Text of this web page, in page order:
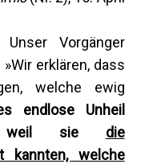
Vorgänger
erklären, dass
welche ewig
endlose Unheil
weil sie die
kannten, welche